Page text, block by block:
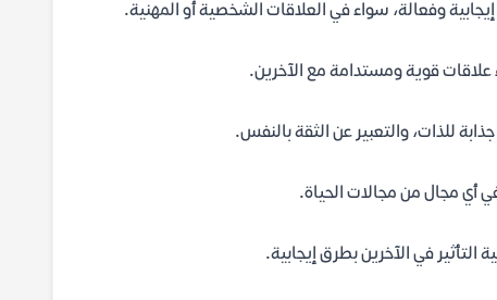
وفعالة، سواء في العلاقات الشخصية أو المهنية.
علاقات قوية ومستدامة مع الآخرين.
للذات، والتعبير عن الثقة بالنفس.
أي مجال من مجالات الحياة.
في الآخرين بطرق إيجابية.